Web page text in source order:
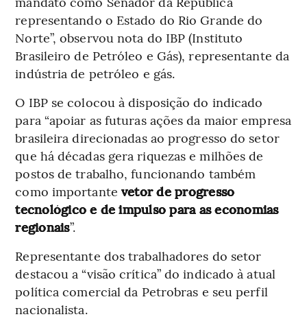
representando o Estado do Rio Grande do
Norte”, observou nota do IBP (Instituto
Brasileiro de Petróleo e Gás), representante da
indústria de petróleo e gás.
O IBP se colocou à disposição do indicado
para “apoiar as futuras ações da maior empresa
brasileira direcionadas ao progresso do setor
que há décadas gera riquezas e milhões de
postos de trabalho, funcionando também
como importante vetor de progresso
tecnológico e de impulso para as economias
regionais”.
Representante dos trabalhadores do setor
destacou a “visão crítica” do indicado à atual
política comercial da Petrobras e seu perfil
nacionalista.